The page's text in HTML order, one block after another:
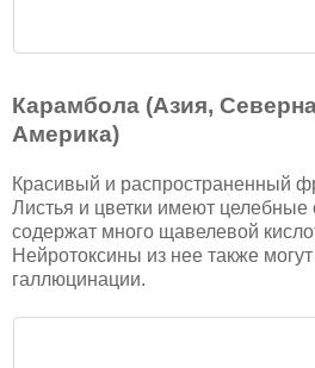
Карамбола (Азия,
Америка)
Красивый и распространенный
Листья и цветки имеют целебные
содержат много щавелевой
Нейротоксины из нее также
галлюцинации.